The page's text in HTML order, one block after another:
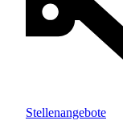
Stellenangebote